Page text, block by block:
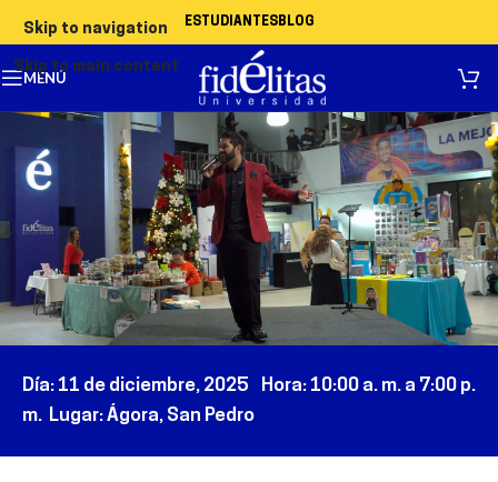
Skip to navigation
Skip to main content
ESTUDIANTESBLOG
MENÚ
Día:11 de diciembre, 2025 Hora:10:00 a. m. a 7:00 p.
m. Lugar:Ágora, San Pedro